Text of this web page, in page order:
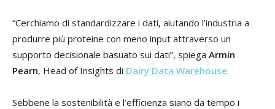
“Cerchiamo di standardizzare i dati, aiutando l’industria a
produrre più proteine con meno input attraverso un
supporto decisionale basuato sui dati”, spiega Armin
Pearn, Head of Insights di Dairy Data Warehouse.
Sebbene la sostenibilità e l’efficienza siano da tempo i